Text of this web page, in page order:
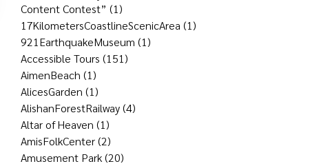
Content Contest” (1)
17KilometersCoastlineScenicArea (1)
921EarthquakeMuseum (1)
Accessible Tours (151)
AimenBeach (1)
AlicesGarden (1)
AlishanForestRailway(4)
Altar of Heaven (1)
AmisFolkCenter(2)
Amusement Park(20)